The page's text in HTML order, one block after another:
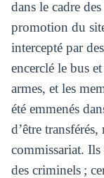
dans le cadre
promotion du
intercepté par
encerclé le bus
armes, et les
été emmenés
d’être
commissariat.
des criminels ;